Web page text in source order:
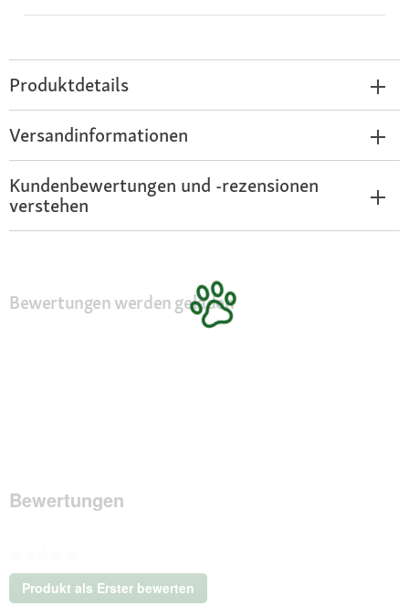
Produktdetails
Versandinformationen
Kundenbewertungen und -rezensionen
verstehen
Bewertungen werden geladen
Bewertungen
Kein
Beurteilungswert
Produkt als Erster bewerten
.